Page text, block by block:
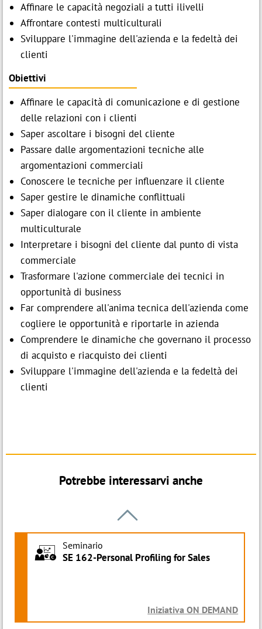
Affinare le capacità negoziali a tutti ilivelli
Affrontare contesti multiculturali
Sviluppare l'immagine dell'azienda e la fedeltà dei
clienti
Obiettivi
Affinare le capacità di comunicazione e di gestione
delle relazioni con i clienti
Saper ascoltare i bisogni del cliente
Passare dalle argomentazioni tecniche alle
argomentazioni commerciali
Conoscere le tecniche per influenzare il cliente
Saper gestire le dinamiche conflittuali
Saper dialogare con il cliente in ambiente
multiculturale
Interpretare i bisogni del cliente dal punto di vista
commerciale
Trasformare l'azione commerciale dei tecnici in
opportunità di business
Far comprendere all'anima tecnica dell'azienda come
cogliere le opportunità e riportarle in azienda
Comprendere le dinamiche che governano il processo
di acquisto e riacquisto dei clienti
Sviluppare l'immagine dell'azienda e la fedeltà dei
clienti
Potrebbe interessarvi anche

t Seminario
SE 162-Personal Profiling for Sales
Iniziativa ON DEMAND